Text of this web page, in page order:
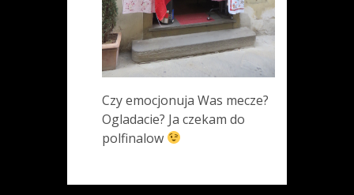
Czy emocjonuja Was mecze?
Ogladacie? Ja czekam do
polfinalow